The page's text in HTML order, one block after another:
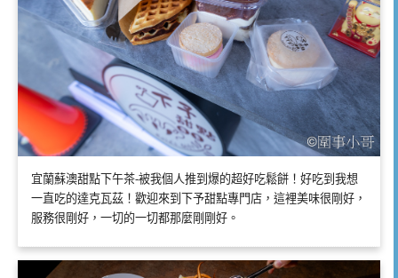
宜蘭蘇澳甜點下午茶-被我個人推到爆的超好吃鬆餅！好吃到我想
一直吃的達克瓦茲！歡迎來到下予甜點專門店，這裡美味很剛好，
服務很剛好，一切的一切都那麼剛剛好。